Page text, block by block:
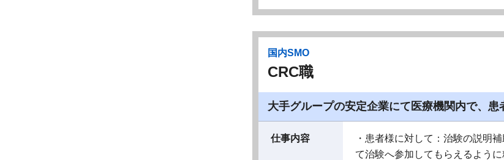
国内SMO
CRC職
大手グループの安定企業にて医療機関内で、
仕事内容
・患者様に対して：治験の説明
て治験へ参加してもらえるように